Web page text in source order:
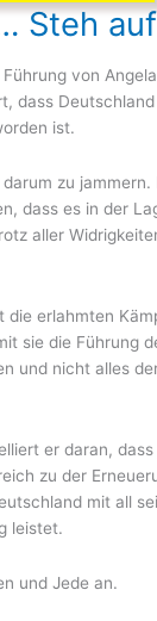
Steh
von
dass
ist.
zu
dass es in der
aller
die erlahmten
sie die Führung
und nicht alles
er daran, dass
zu der
mit all
leistet.
und Jede an.